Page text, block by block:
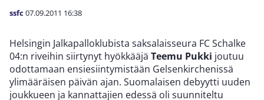
ssfc07.09.2011 16:38
Helsingin Jalkapalloklubista saksalaisseura FC Schalke
04:n riveihin siirtynyt hyökkääjä Teemu Pukki joutuu
odottamaan ensiesiintymistään Gelsenkirchenissä
ylimääräisen päivän ajan. Suomalaisen debyytti uuden
joukkueen ja kannattajien edessä oli suunniteltu